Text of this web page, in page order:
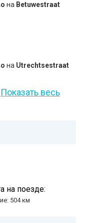
на Betuwestraat
на Utrechtsestraat
Показать весь
на поезде:
504 км